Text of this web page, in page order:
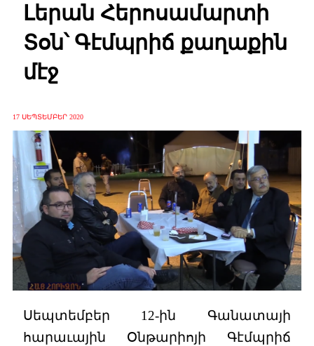
Լերան Հերոսամարտի
Տօն՝ Գէմպրիճ քաղաքին
մէջ
17 ՍԵՊՏԵՄԲԵՐ 2020
Սեպտեմբեր 12-ին Գանատայի
հարաւային Օնթարիոյի Գէմպրիճ